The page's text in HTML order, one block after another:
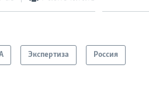
Экспертиза Россия